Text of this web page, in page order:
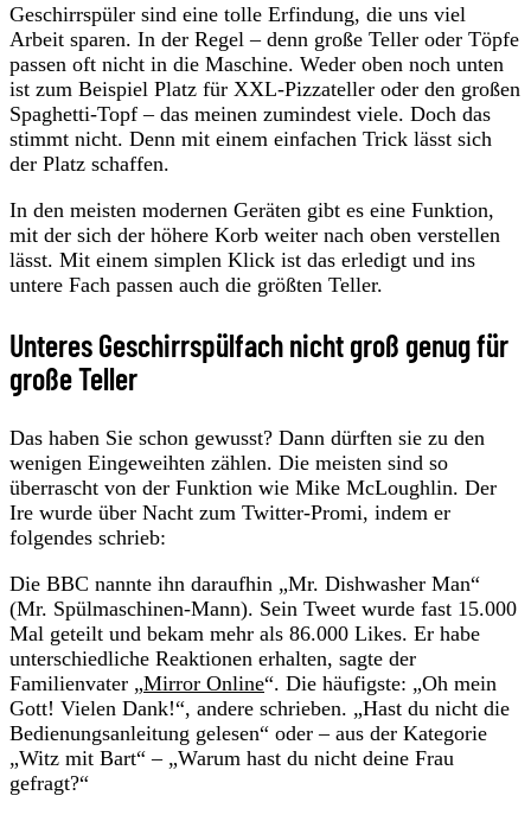
Geschirrspüler sind eine tolle Erfindung, die uns viel
Arbeit sparen. In der Regel – denn große Teller oder Töpfe
passen oft nicht in die Maschine. Weder oben noch unten
ist zum Beispiel Platz für XXL-Pizzateller oder den großen
Spaghetti-Topf – das meinen zumindest viele. Doch das
stimmt nicht. Denn mit einem einfachen Trick lässt sich
der Platz schaffen.
In den meisten modernen Geräten gibt es eine Funktion,
mit der sich der höhere Korb weiter nach oben verstellen
lässt. Mit einem simplen Klick ist das erledigt und ins
untere Fach passen auch die größten Teller.
Unteres Geschirrspülfach nicht groß genug für
große Teller
Das haben Sie schon gewusst? Dann dürften sie zu den
wenigen Eingeweihten zählen. Die meisten sind so
überrascht von der Funktion wie Mike McLoughlin. Der
Ire wurde über Nacht zum Twitter-Promi, indem er
folgendes schrieb:
Die BBC nannte ihn daraufhin „Mr. Dishwasher Man“
(Mr. Spülmaschinen-Mann). Sein Tweet wurde fast 15.000
Mal geteilt und bekam mehr als 86.000 Likes. Er habe
unterschiedliche Reaktionen erhalten, sagte der
Familienvater „Mirror Online“. Die häufigste: „Oh mein
Gott! Vielen Dank!“, andere schrieben. „Hast du nicht die
Bedienungsanleitung gelesen“ oder – aus der Kategorie
„Witz mit Bart“ – „Warum hast du nicht deine Frau
gefragt?“